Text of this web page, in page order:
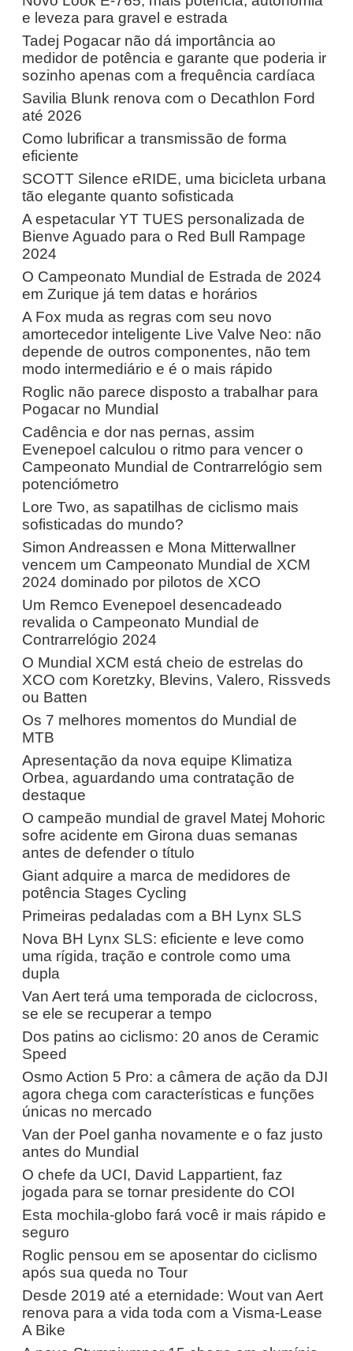
e leveza para gravel e estrada
Tadej Pogacar não dá importância ao
medidor de potência e garante que poderia ir
sozinho apenas com a frequência cardíaca
Savilia Blunk renova com o Decathlon Ford
até 2026
Como lubrificar a transmissão de forma
eficiente
SCOTT Silence eRIDE, uma bicicleta urbana
tão elegante quanto sofisticada
A espetacular YT TUES personalizada de
Bienve Aguado para o Red Bull Rampage
2024
O Campeonato Mundial de Estrada de 2024
em Zurique já tem datas e horários
A Fox muda as regras com seu novo
amortecedor inteligente Live Valve Neo: não
depende de outros componentes, não tem
modo intermediário e é o mais rápido
Roglic não parece disposto a trabalhar para
Pogacar no Mundial
Cadência e dor nas pernas, assim
Evenepoel calculou o ritmo para vencer o
Campeonato Mundial de Contrarrelógio sem
potenciómetro
Lore Two, as sapatilhas de ciclismo mais
sofisticadas do mundo?
Simon Andreassen e Mona Mitterwallner
vencem um Campeonato Mundial de XCM
2024 dominado por pilotos de XCO
Um Remco Evenepoel desencadeado
revalida o Campeonato Mundial de
Contrarrelógio 2024
O Mundial XCM está cheio de estrelas do
XCO com Koretzky, Blevins, Valero, Rissveds
ou Batten
Os 7 melhores momentos do Mundial de
MTB
Apresentação da nova equipe Klimatiza
Orbea, aguardando uma contratação de
destaque
O campeão mundial de gravel Matej Mohoric
sofre acidente em Girona duas semanas
antes de defender o título
Giant adquire a marca de medidores de
potência Stages Cycling
Primeiras pedaladas com a BH Lynx SLS
Nova BH Lynx SLS: eficiente e leve como
uma rígida, tração e controle como uma
dupla
Van Aert terá uma temporada de ciclocross,
se ele se recuperar a tempo
Dos patins ao ciclismo: 20 anos de Ceramic
Speed
Osmo Action 5 Pro: a câmera de ação da DJI
agora chega com características e funções
únicas no mercado
Van der Poel ganha novamente e o faz justo
antes do Mundial
O chefe da UCI, David Lappartient, faz
jogada para se tornar presidente do COI
Esta mochila-globo fará você ir mais rápido e
seguro
Roglic pensou em se aposentar do ciclismo
após sua queda no Tour
Desde 2019 até a eternidade: Wout van Aert
renova para a vida toda com a Visma-Lease
A Bike